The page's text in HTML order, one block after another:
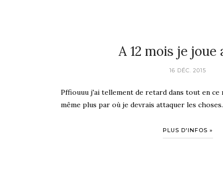
A 12 mois je joue
16 DÉC. 2015
Pffiouuu j'ai tellement de retard dans tout en ce
même plus par où je devrais attaquer les
PLUS D'INFOS »